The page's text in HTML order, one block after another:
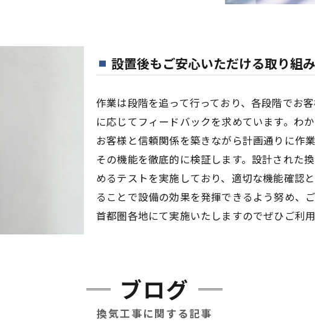
設置後もご安心いただける取り組み
作業は段階を追って行っており、各段階でお
に応じてフィードバックを求めています。わ
お客様と信頼関係を築きながら計画通りに作
その機能を徹底的に検証します。設計された
めるテストを実施しており、適切な機能確認
ることで設備の効果を発揮できるよう努め、
首都圏各地にて実施いたしますのでぜひご利用
ブログ
換気工事に関する記事